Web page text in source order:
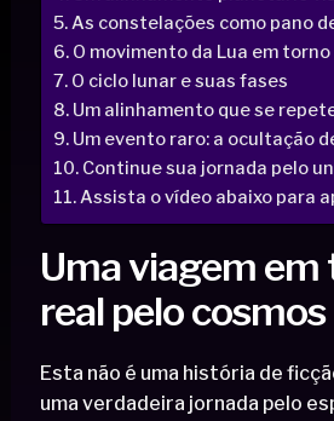
As constelações como pano
O movimento da Lua em torno
O ciclo lunar e suas fases
Um alinhamento que se
Um evento raro: a ocultação
Continue sua jornada pelo
Assista o vídeo abaixo para
Uma viagem
real pelo cosmos
Esta não é uma história de
uma verdadeira jornada pelo